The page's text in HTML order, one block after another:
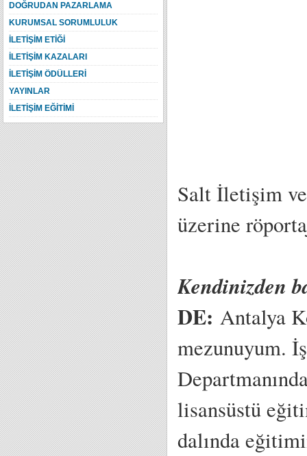
Salt İletişim
üzerine
Kendinizden
DE: Antalya
mezunuyum.
lisansüstü
dalında
DOĞRUDAN PAZARLAMA
KURUMSAL SORUMLULUK
İLETİŞİM ETİĞİ
İLETİŞİM KAZALARI
İLETİŞİM ÖDÜLLERİ
YAYINLAR
İLETİŞİM EĞİTİMİ